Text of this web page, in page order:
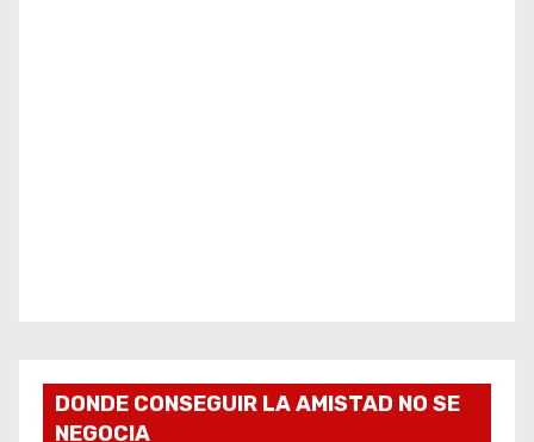
DONDE CONSEGUIR LA AMISTAD NO SE
NEGOCIA